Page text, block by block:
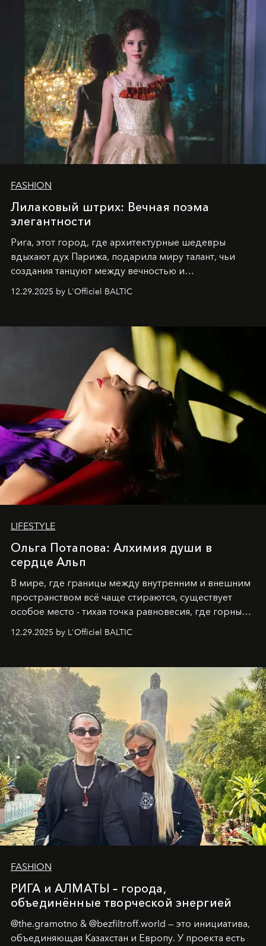
FASHION
Лилаковый штрих: Вечная поэма
элегантности
Рига, этот город, где архитектурные шедевры
вдыхают дух Парижа, подарила миру талант, чьи
создания танцуют между вечностью и
современностью.
12.29.2025 by L'Officiel BALTIC
LIFESTYLE
Ольга Потапова: Алхимия души в
сердце Альп
В мире, где границы между внутренним и внешним
пространством всё чаще стираются, существует
особое место - тихая точка равновесия, где горные
вершины Швейцарии встречаются с бездонными
глубинами человеческой души. Здесь, на стыке
Ольга Потапова - женщина, чей путь от поиска
истины превратился в искусство превращения
человеческих кризисов в возможности для
возрождения.
12.29.2025 by L'Officiel BALTIC
FASHION
РИГА и АЛМАТЫ – города,
объединённые творческой энергией
@the.gramotno & @bezfiltroff.world — это инициатива,
объединяющая Казахстан и Европу. У проекта есть